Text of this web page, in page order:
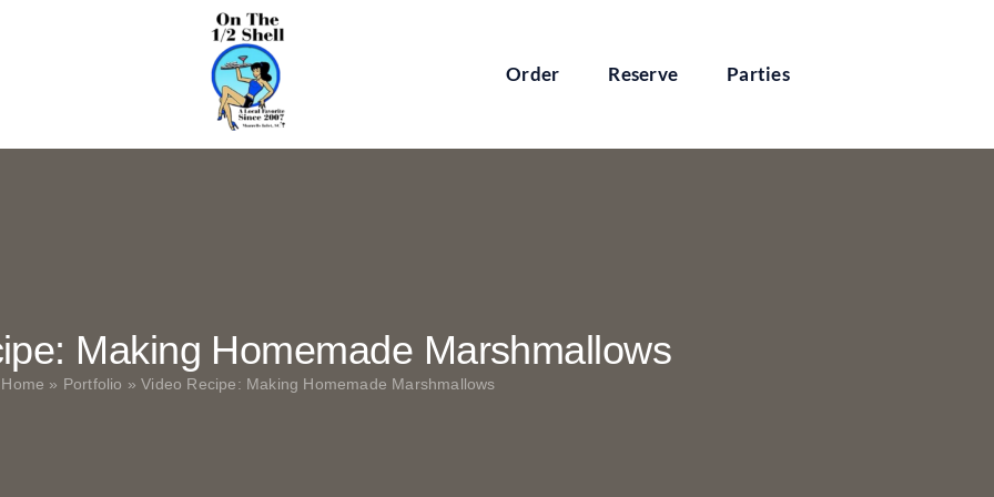
Order Reserve Parties
Making Homemade Marshmallows
Home » Portfolio »Video Recipe: Making Homemade Marshmallows